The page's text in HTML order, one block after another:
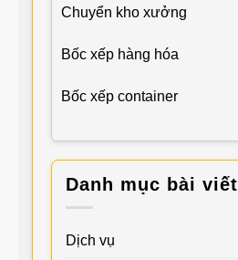
Chuyển kho xưởng
Bốc xếp hàng hóa
Bốc xếp container
Danh mục bài viết
Dịch vụ